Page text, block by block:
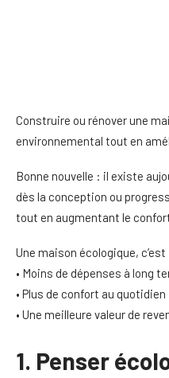
Construire ou rénover une
environnemental tout en
Bonne nouvelle : il existe
dès la conception ou
tout en augmentant le
Une maison écologique, c’est
• Moins de dépenses à long
• Plus de confort au quotidien
• Une meilleure valeur de
1. Penser